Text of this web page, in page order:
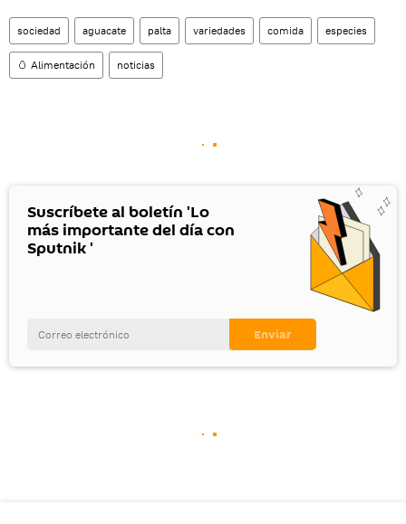
sociedad aguacate palta variedades comida especies
🥚 Alimentación noticias
Suscríbete al boletín 'Lo
más importante del día con
Sputnik '